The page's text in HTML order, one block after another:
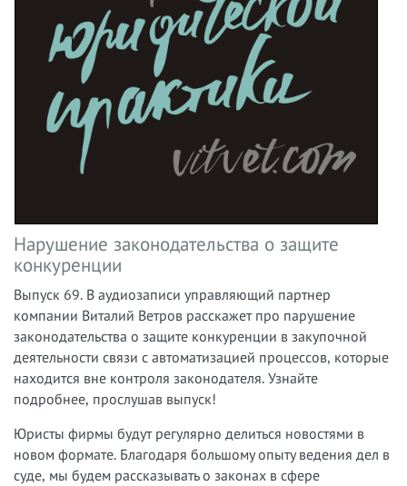
Нарушение законодательства о защите
конкуренции
Выпуск 69. В аудиозаписи управляющий партнер
компании Виталий Ветров расскажет про парушение
законодательства о защите конкуренции в закупочной
деятельности связи с автоматизацией процессов, которые
находится вне контроля законодателя. Узнайте
подробнее, прослушав выпуск!
Юристы фирмы будут регулярно делиться новостями в
новом формате. Благодаря большому опыту ведения дел в
суде, мы будем рассказывать о законах в сфере